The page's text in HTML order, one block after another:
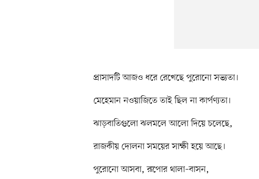
প্রাসাদটি আজও ধরে রেখেছে পুরোনো সভ্যতা।
মেহেমান নওয়াজিতে তাই ছিল না কার্পণ্যতা।
ঝাড়বাতিগুলো ঝলমলে আলো দিয়ে চলেছে,
রাজকীয় দোলনা সময়ের সাক্ষী হয়ে আছে।
পুরোনো আসবা, রূপোর থালা–বাসন,